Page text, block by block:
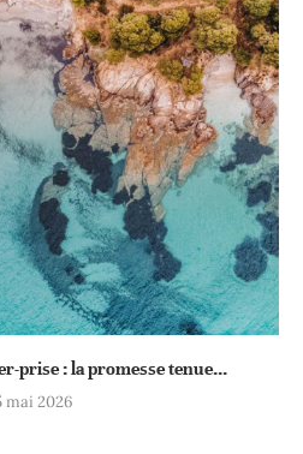
prise : la promesse tenue...
mai 2026